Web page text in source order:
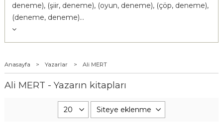
deneme), (şiir, deneme), (oyun, deneme), (çöp, deneme),
(deneme, deneme)...
Anasayfa > Yazarlar > Ali MERT
Ali MERT - Yazarın kitapları